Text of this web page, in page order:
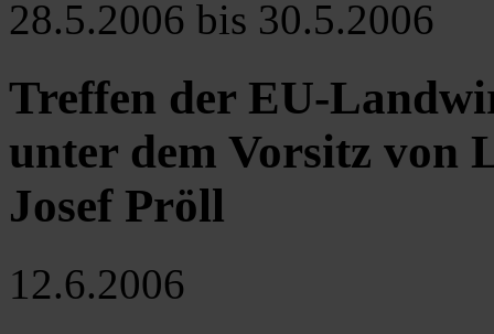
28.5.2006 bis 30.5.2006
Treffen der EU-
unter dem Vorsitz von
Josef Pröll
12.6.2006